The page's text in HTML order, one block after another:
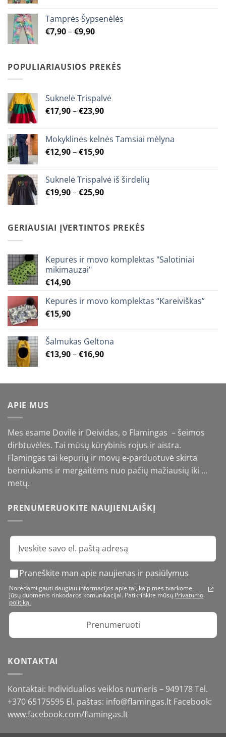
through
€9,90
Tamprės Šypsenėlės
€7,90–€9,90Price
through
€9,90
POPULIARIAUSIOS PREKĖS
Suknelė Trispalvė
€17,90–€23,90Price
through
€23,90
Mokyklinės kelnės Tamsiai mėlyna
€12,90–€15,90Price
through
€15,90
Suknelė Trispalvė iš širdelių
€19,90–€25,90Price
through
€25,90
GERIAUSIAI ĮVERTINTOS PREKĖS
Kepurės ir movo komplektas "Salotiniai
mikimauzai"
€14,90
Kepurės ir movo komplektas “Kareiviškas”
€15,90
Šalmukas Geltona
€13,90–€16,90Price
through
APIE MUS
Mes esame Dovilė ir Deividas, o Flamingas – šeimos
dirbtuvėlės. Tai mūsų kūrybinis rojus ir aistra.
Flamingas tai kepurių ir movų e-parduotuvė skirta
berniukams ir mergaitėms nuo pačių mažiausių iki …
metų.
PRENUMERUOKITE NAUJIENLAIŠKĮ
Praneškite man apie naujienas ir pasiūlymus
Norėdami gauti daugiau informacijos apie tai, kaip mes tvarkome
jūsų duomenis rinkodaros komunikacijai. Patikrinkite mūsų Privatumo
politiką.
Prenumeruoti
KONTAKTAI
Kontaktai: Individualios veiklos numeris – 949178 Tel.
+370 65175595 El. paštas: info@flamingas.lt Facebook:
www.facebook.com/flamingas.lt